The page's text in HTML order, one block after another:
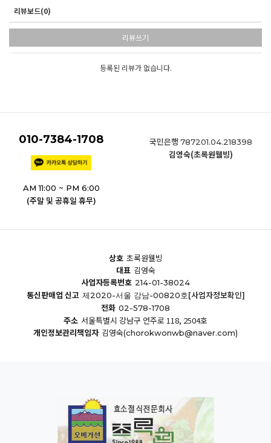
리뷰보드(0)
리뷰쓰기
등록된 리뷰가 없습니다.
010-7384-1708
AM 11:00 ~ PM 6:00
(주말 및 공휴일 휴무)
국민은행 787201.04.218398
김영숙(초록원웰빙)
상호 초록원웰빙
대표 김영숙
사업자등록번호 214-01-38024
통신판매업 신고 제2020-서울 강남-00820호[사업자정보확인]
전화 02-578-1708
주소 서울특별시 강남구 언주로 118, 2504호
개인정보관리책임자 김영숙(chorokwonwb@naver.com)